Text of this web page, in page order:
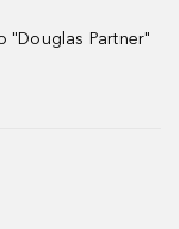
"Douglas Partner"